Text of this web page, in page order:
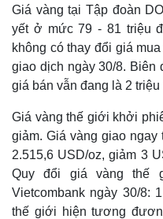
Thế giới
Cuộc sống đó đây
Hồ sơ
Giá vàng tại Tập đoàn
yết ở mức 79 - 81 triệu
không có thay đổi giá
giao dịch ngày 30/8.
giá bán vẫn đang là 2
Giá vàng thế giới khởi
giảm. Giá vàng giao
2.515,6 USD/oz, giảm 3
Quy đổi giá vàng thế
Vietcombank ngày 30/8:
thế giới hiện tương